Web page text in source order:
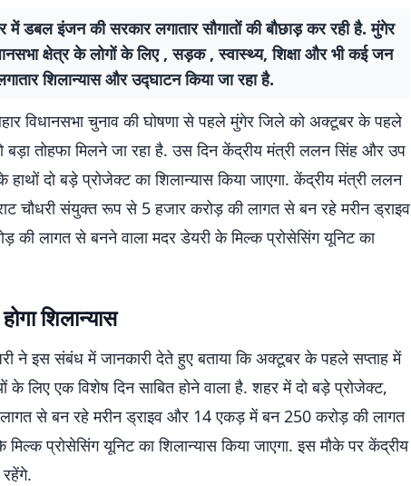
डबल इंजन की सरकार लगातार सौगातों की बौछाड़ कर रही है. मुंगेर
क्षेत्र के लोगों के लिए , सड़क , स्वास्थ्य, शिक्षा और भी कई जन
शिलान्यास और उद्घाटन किया जा रहा है.
विधानसभा चुनाव की घोषणा से पहले मुंगेर जिले को अक्टूबर के पहले
बड़ा तोहफा मिलने जा रहा है. उस दिन केंद्रीय मंत्री ललन सिंह और उप
हाथों दो बड़े प्रोजेक्ट का शिलान्यास किया जाएगा. केंद्रीय मंत्री ललन
चौधरी संयुक्त रूप से 5 हजार करोड़ की लागत से बन रहे मरीन ड्राइव
लागत से बनने वाला मदर डेयरी के मिल्क प्रोसेसिंग यूनिट का
शिलान्यास
ने इस संबंध में जानकारी देते हुए बताया कि अक्टूबर के पहले सप्ताह में
के लिए एक विशेष दिन साबित होने वाला है. शहर में दो बड़े प्रोजेक्ट,
से बन रहे मरीन ड्राइव और 14 एकड़ में बन 250 करोड़ की लागत
प्रोसेसिंग यूनिट का शिलान्यास किया जाएगा. इस मौके पर केंद्रीय